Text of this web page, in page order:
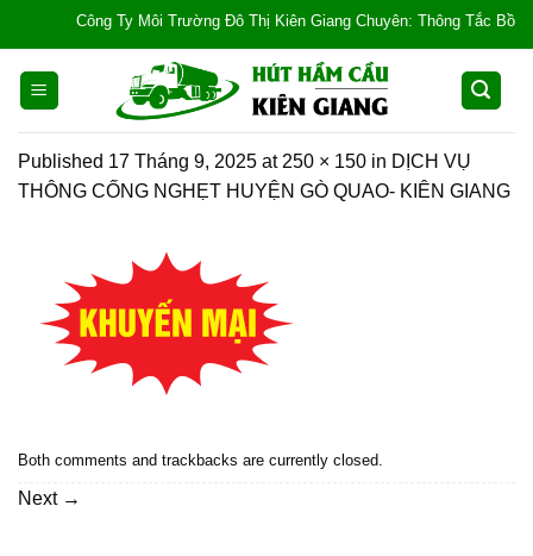
content
Công Ty Môi Trường Đô Thị Kiên Giang Chuyên: Thông Tắc Bồn
Published 17 Tháng 9, 2025 at 250 × 150 in DỊCH VỤ
THÔNG CỐNG NGHẸT HUYỆN GÒ QUAO- KIÊN GIANG
Both comments and trackbacks are currently closed.
Next →